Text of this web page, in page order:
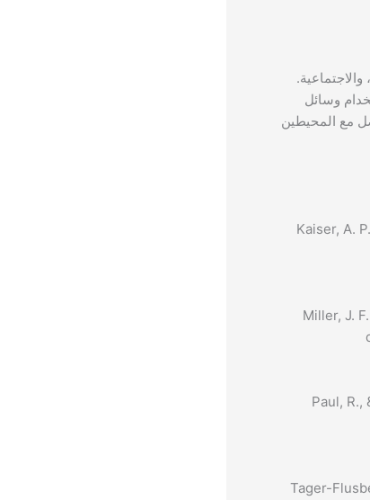
والاجتماعية.
وسائل
مع المحيطين
Kaiser, A.
Miller, J.
Paul, R.,
Tager-